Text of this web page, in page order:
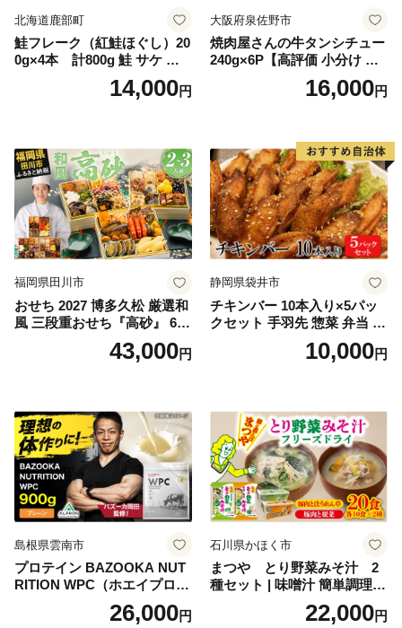
北海道鹿部町
鮭フレーク（紅鮭ほぐし）20
0g×4本 計800g 鮭 サケ 鮭
ほぐし サケフレーク シャケ
フレーク 鮭フレーク14,000円
大阪府泉佐野市
焼肉屋さんの牛タンシチュー
240g×6P【高評価 小分け 惣
菜 牛たん 一人暮らし 冷凍】
16,000円
福岡県田川市
おせち 2027 博多久松 厳選和
風 三段重おせち『高砂』 6.5
寸 3段重 2～3人前 おせち料
理 重箱 お正月 冷凍おせち 縁
ち 本格おせち おせち予約 年
末 年始 お取り寄せ 新春 贅沢
おせち こだわりおせち 惣菜
老舗おせち ふるさと納税お
せち 御節 お節料理 正月 調理
不要 おせち料理2027
43,000円
静岡県袋井市
チキンバー 10本入り×5パッ
クセット 手羽先 惣菜 弁当 お
かず お酒 おつまみ ギフト キ
ャンプ アウトドア キャンプ
10,000円
島根県雲南市
プロテイン BAZOOKA NUT
RITION WPC（ホエイプロテ
イン）＜プレーン＞ 900g｜
バズーカ岡田監修・植物由来
26,000円
石川県かほく市
まつや とり野菜みそ汁 2
種セット | 味噌汁 簡単調理
お味噌 おみそ みそ とり野菜
時短料理 時短ごはん ご当地
22,000円